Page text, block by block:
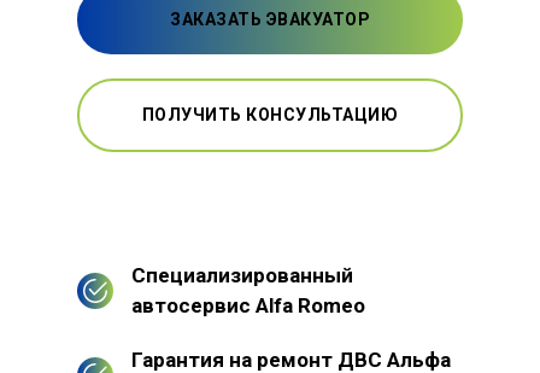
ЗАКАЗАТЬ ЭВАКУАТОР
ПОЛУЧИТЬ КОНСУЛЬТАЦИЮ
Специализированный
автосервис Alfa Romeo
Гарантия на ремонт ДВС Альфа